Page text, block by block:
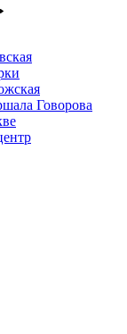
Говорова